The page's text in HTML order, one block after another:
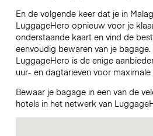
En de volgende keer dat je in
LuggageHero opnieuw voor je
onderstaande kaart en vind de
eenvoudig bewaren van je
LuggageHero is de enige
uur- en dagtarieven voor maximale
Bewaar je bagage in een van de
hotels in het netwerk van